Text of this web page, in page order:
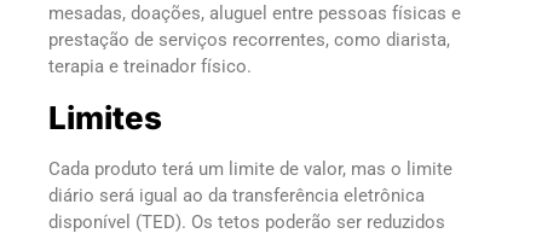
mesadas, doações, aluguel entre pessoas físicas e
prestação de serviços recorrentes, como diarista,
terapia e treinador físico.
Limites
Cada produto terá um limite de valor, mas o limite
diário será igual ao da transferência eletrônica
disponível (TED). Os tetos poderão ser reduzidos